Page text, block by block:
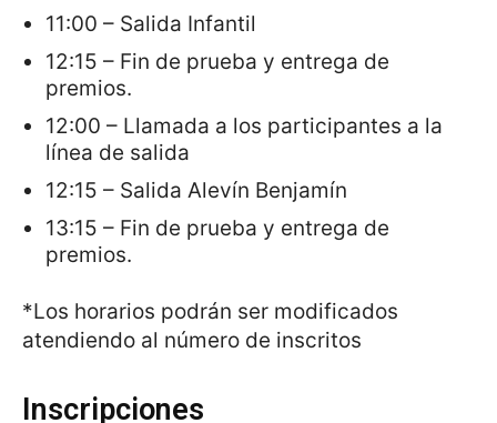
11:00 – Salida Infantil
12:15 – Fin de prueba y entrega de
premios.
12:00 – Llamada a los participantes a la
línea de salida
12:15 – Salida Alevín Benjamín
13:15 – Fin de prueba y entrega de
premios.
*Los horarios podrán ser modificados
atendiendo al número de inscritos
Inscripciones